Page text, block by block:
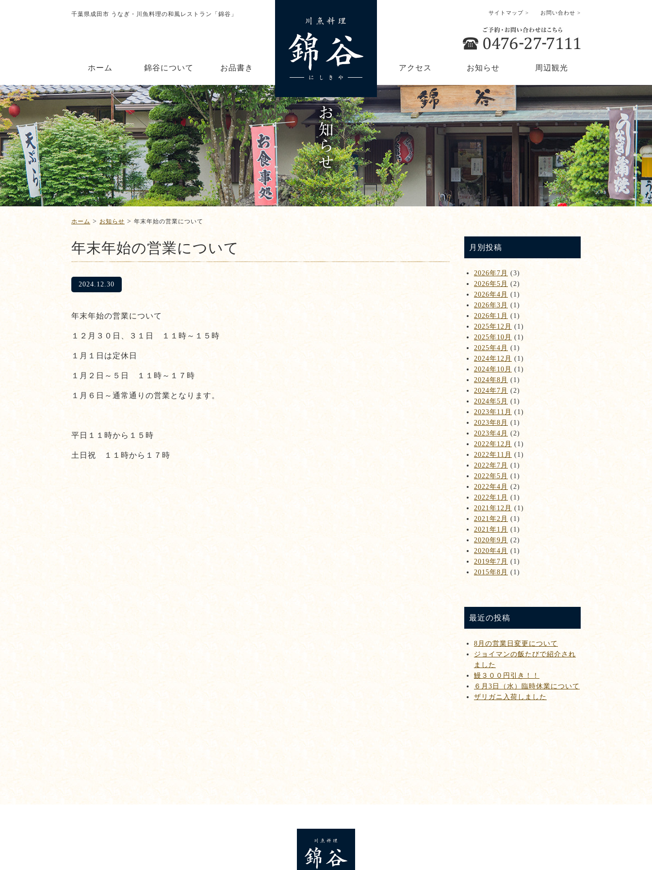
千葉県成田市 うなぎ・川魚料理の和風レストラン「錦谷」 サイトマップ > お問い合わせ >
ホーム 錦谷について お品書き アクセス お知らせ 周辺観光
ホーム > お知らせ > 年末年始の営業について
年末年始の営業について
2024.12.30
年末年始の営業について
１２月３０日、３１日 １１時～１５時
１月１日は定休日
１月２日～５日 １１時～１７時
１月６日～通常通りの営業となります。
平日１１時から１５時
土日祝 １１時から１７時
月別投稿
2026年7月
(3)
2026年5月
(2)
2026年4月
(1)
2026年3月
(1)
2026年1月
(1)
2025年12月
(1)
2025年10月
(1)
2025年4月
(1)
2024年12月
(1)
2024年10月
(1)
2024年8月
(1)
2024年7月
(2)
2024年5月
(1)
2023年11月
(1)
2023年8月
(1)
2023年4月
(2)
2022年12月
(1)
2022年11月
(1)
2022年7月
(1)
2022年5月
(1)
2022年4月
(2)
2022年1月
(1)
2021年12月
(1)
2021年2月
(1)
2021年1月
(1)
2020年9月
(2)
2020年4月
(1)
2019年7月
(1)
2015年8月
(1)
最近の投稿
8月の営業日変更について
ジョイマンの飯たびで紹介され
ました
鰻３００円引き！！
６月3日（水）臨時休業について
ザリガニ入荷しました